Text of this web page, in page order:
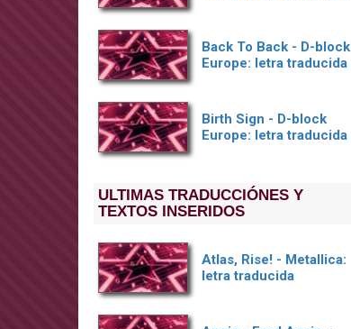
Back To Back - D-block
Europe: letra traducida
Birth Sign - D-block
Europe: letra traducida
ULTIMAS TRADUCCIÓNES Y
TEXTOS INSERIDOS
Atlas, Rise! - Metallica:
letra traducida